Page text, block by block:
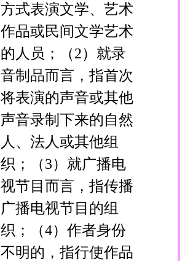
方式表演文学、艺术
作品或民间文学艺术
的人员；（2）就录
音制品而言，指首次
将表演的声音或其他
声音录制下来的自然
人、法人或其他组
织；（3）就广播电
视节目而言，指传播
广播电视节目的组
织；（4）作者身份
不明的，指行使作品